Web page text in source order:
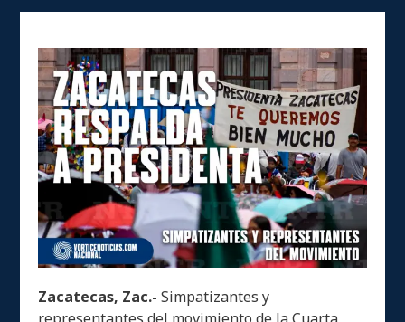
Zacatecas, Zac.- Simpatizantes y